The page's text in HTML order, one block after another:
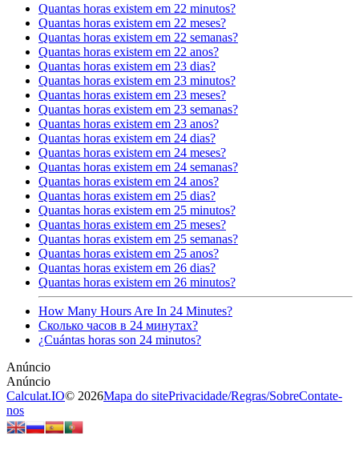
Quantas horas existem em 22 minutos?
Quantas horas existem em 22 meses?
Quantas horas existem em 22 semanas?
Quantas horas existem em 22 anos?
Quantas horas existem em 23 dias?
Quantas horas existem em 23 minutos?
Quantas horas existem em 23 meses?
Quantas horas existem em 23 semanas?
Quantas horas existem em 23 anos?
Quantas horas existem em 24 dias?
Quantas horas existem em 24 meses?
Quantas horas existem em 24 semanas?
Quantas horas existem em 24 anos?
Quantas horas existem em 25 dias?
Quantas horas existem em 25 minutos?
Quantas horas existem em 25 meses?
Quantas horas existem em 25 semanas?
Quantas horas existem em 25 anos?
Quantas horas existem em 26 dias?
Quantas horas existem em 26 minutos?
How Many Hours Are In 24 Minutes?
Сколько часов в 24 минутах?
¿Cuántas horas son 24 minutos?
Calculat.IO© 2026Mapa do sitePrivacidade/Regras/SobreContate-
nos